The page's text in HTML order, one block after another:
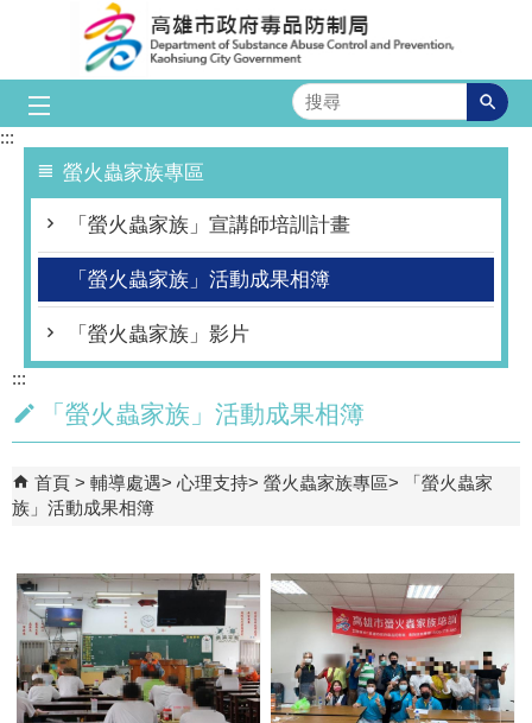
跳到主要內容區塊
搜
尋
:::
螢火蟲家族專區
「螢火蟲家族」宣講師培訓計畫
「螢火蟲家族」活動成果相簿
「螢火蟲家族」影片
:::
「螢火蟲家族」活動成果相簿
首頁 輔導處遇 心理支持 螢火蟲家族專區
「螢火蟲家
族」活動成果相簿